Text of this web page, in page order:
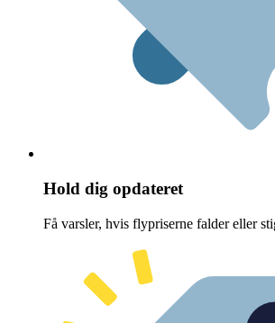
Hold dig opdateret
Få varsler, hvis flypriserne falder eller